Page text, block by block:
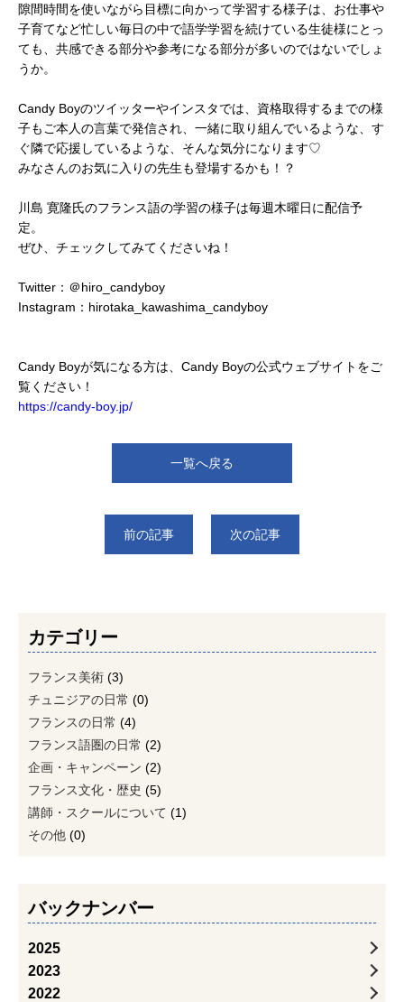
隙間時間を使いながら目標に向かって学習する様子は、お仕事や
子育てなど忙しい毎日の中で語学学習を続けている生徒様にとっ
ても、共感できる部分や参考になる部分が多いのではないでしょ
うか。
Candy Boyのツイッターやインスタでは、資格取得するまでの様
子もご本人の言葉で発信され、一緒に取り組んでいるような、す
ぐ隣で応援しているような、そんな気分になります♡
みなさんのお気に入りの先生も登場するかも！？
川島 寛隆氏のフランス語の学習の様子は毎週木曜日に配信予
定。
ぜひ、チェックしてみてくださいね！
Twitter：＠hiro_candyboy
Instagram：hirotaka_kawashima_candyboy
Candy Boyが気になる方は、Candy Boyの公式ウェブサイトをご
覧ください！
https://candy-boy.jp/
一覧へ戻る
前の記事 次の記事
カテゴリー
フランス美術 (3)
チュニジアの日常 (0)
フランスの日常 (4)
フランス語圏の日常 (2)
企画・キャンペーン (2)
フランス文化・歴史 (5)
講師・スクールについて (1)
その他 (0)
バックナンバー
2025
2023
2022